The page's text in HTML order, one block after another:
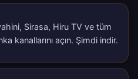
Sirasa, Hiru TV ve tüm
kanallarını açın. Şimdi indir.